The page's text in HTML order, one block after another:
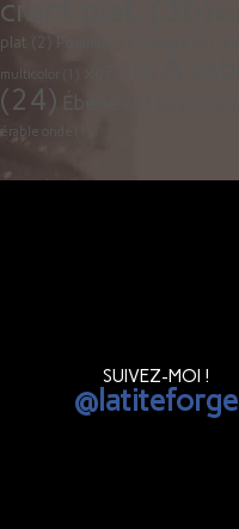
crant plat.
plat
multicolor
(24) Ébène
érable ondé
SUIVEZ-MOI !
@latiteforge